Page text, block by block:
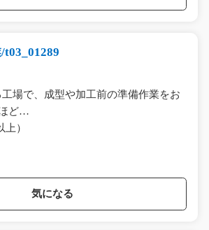
t03_01289
場で、成型や加工前の準備作業をお
ど…
）
気になる